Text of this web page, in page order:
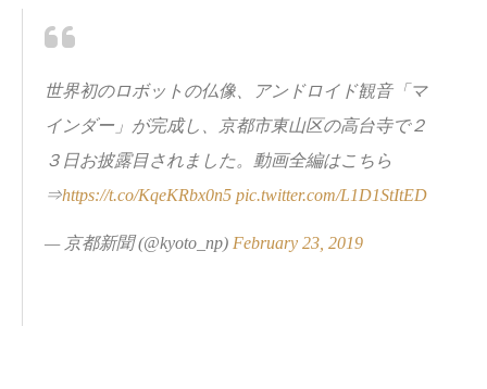
世界初のロボットの仏像、アンドロイド観音「マ
インダー」が完成し、京都市東山区の高台寺で２
３日お披露目されました。動画全編はこちら
⇒https://t.co/KqeKRbx0n5 pic.twitter.com/L1D1StItED
— 京都新聞 (@kyoto_np) February 23, 2019